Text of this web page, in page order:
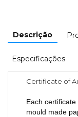
Descrição
Especificações
Certificate of
Each
mould made